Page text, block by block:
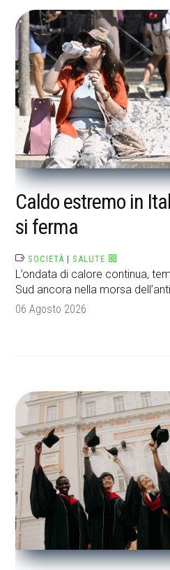
Caldo estremo in
si ferma
SOCIETÀ | SALUTE
L’ondata di calore continua,
Sud ancora nella morsa
06 Agosto 2026